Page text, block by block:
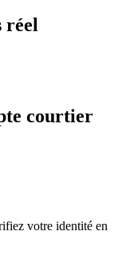
réel
courtier
votre identité en